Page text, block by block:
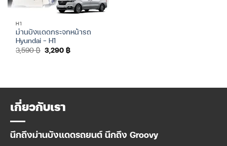
H1
ม่านบังแดดกระจกหน้ารถ
Hyundai – H1
3,590฿ Original
price
3,290฿Current
price
เกี่ยวกับเรา
นึกถึงม่านบังแดดรถยนต์ นึกถึง Groovy